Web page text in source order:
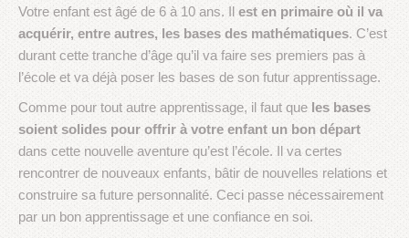
Votre enfant est âgé de 6 à 10 ans. Il est en primaire où il va
acquérir, entre autres, les bases des mathématiques. C’est
durant cette tranche d’âge qu’il va faire ses premiers pas à
l’école et va déjà poser les bases de son futur apprentissage.
Comme pour tout autre apprentissage, il faut que les bases
soient solides pour offrir à votre enfant un bon départ
dans cette nouvelle aventure qu’est l’école. Il va certes
rencontrer de nouveaux enfants, bâtir de nouvelles relations et
construire sa future personnalité. Ceci passe nécessairement
par un bon apprentissage et une confiance en soi.